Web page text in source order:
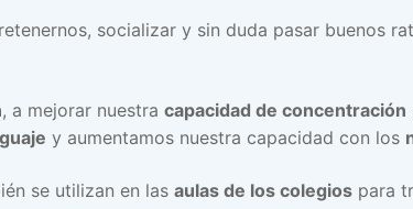
socializar y sin duda pasar buenos
, a mejorar nuestra capacidad de concentración
y aumentamos nuestra capacidad con los
se utilizan en las aulas de los colegios para